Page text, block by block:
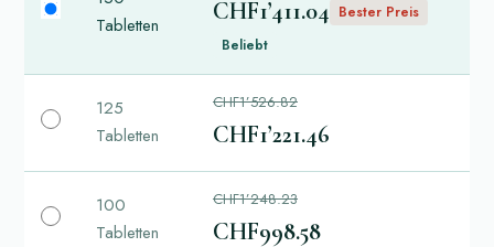
Tabletten
CHF1’411.04 Bester Preis
Beliebt
125
Tabletten
CHF1’526.82
CHF1’221.46
100
Tabletten
CHF1’248.23
CHF998.58